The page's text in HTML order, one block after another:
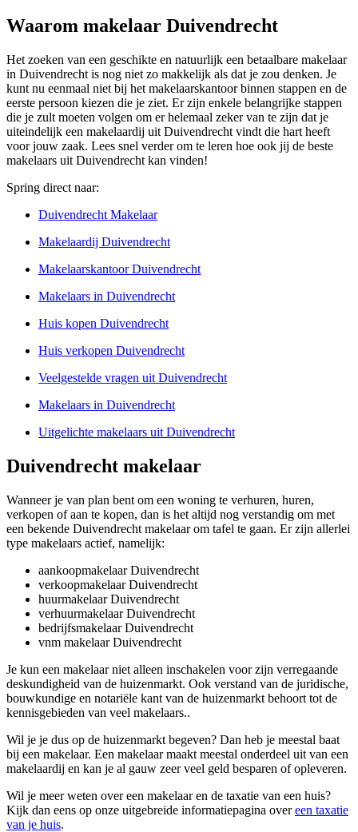
Waarom makelaar Duivendrecht
Het zoeken van een geschikte en natuurlijk een betaalbare makelaar
in Duivendrecht is nog niet zo makkelijk als dat je zou denken. Je
kunt nu eenmaal niet bij het makelaarskantoor binnen stappen en de
eerste persoon kiezen die je ziet. Er zijn enkele belangrijke stappen
die je zult moeten volgen om er helemaal zeker van te zijn dat je
uiteindelijk een makelaardij uit Duivendrecht vindt die hart heeft
voor jouw zaak. Lees snel verder om te leren hoe ook jij de beste
makelaars uit Duivendrecht kan vinden!
Spring direct naar:
Duivendrecht Makelaar
Makelaardij Duivendrecht
Makelaarskantoor Duivendrecht
Makelaars in Duivendrecht
Huis kopen Duivendrecht
Huis verkopen Duivendrecht
Veelgestelde vragen uit Duivendrecht
Makelaars in Duivendrecht
Uitgelichte makelaars uit Duivendrecht
Duivendrecht makelaar
Wanneer je van plan bent om een woning te verhuren, huren,
verkopen of aan te kopen, dan is het altijd nog verstandig om met
een bekende Duivendrecht makelaar om tafel te gaan. Er zijn allerlei
type makelaars actief, namelijk:
aankoopmakelaar Duivendrecht
verkoopmakelaar Duivendrecht
huurmakelaar Duivendrecht
verhuurmakelaar Duivendrecht
bedrijfsmakelaar Duivendrecht
vnm makelaar Duivendrecht
Je kun een makelaar niet alleen inschakelen voor zijn verregaande
deskundigheid van de huizenmarkt. Ook verstand van de juridische,
bouwkundige en notariële kant van de huizenmarkt behoort tot de
kennisgebieden van veel makelaars..
Wil je je dus op de huizenmarkt begeven? Dan heb je meestal baat
bij een makelaar. Een makelaar maakt meestal onderdeel uit van een
makelaardij en kan je al gauw zeer veel geld besparen of opleveren.
Wil je meer weten over een makelaar en de taxatie van een huis?
Kijk dan eens op onze uitgebreide informatiepagina overeen taxatie
van je huis.